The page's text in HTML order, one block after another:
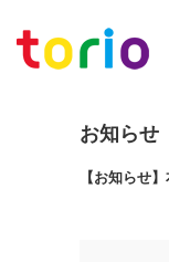
お知らせ
【お知らせ